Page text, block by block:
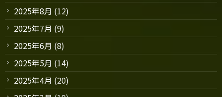
2025年8月 (12)
2025年7月 (9)
2025年6月 (8)
2025年5月 (14)
2025年4月 (20)